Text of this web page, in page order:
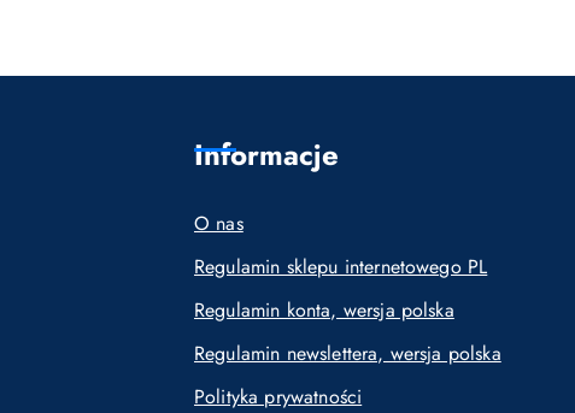
Informacje
O nas
Regulamin sklepu internetowego PL
Regulamin konta, wersja polska
Regulamin newslettera, wersja polska
Polityka prywatności